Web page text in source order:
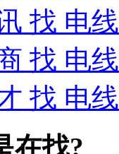
找 电线
找 电线
找 电线
在找?